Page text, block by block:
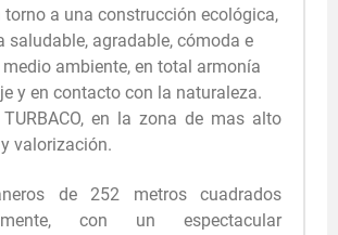
torno a una construcción ecológica,
saludable, agradable, cómoda e
ambiente, en total armonía
y en contacto con la naturaleza.
en la zona de mas alto
valorización.
de 252 metros cuadrados
con un espectacular